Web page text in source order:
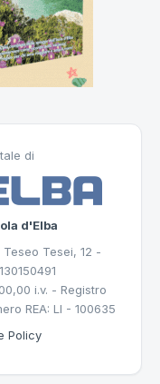
di
d'Elba
Tesei, 12 -
i.v. - Registro
REA: LI - 100635
Policy